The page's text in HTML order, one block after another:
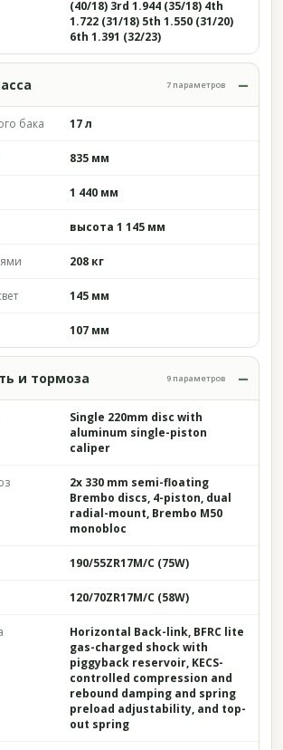
(40/18) 3rd 1.944 (35/18) 4th
1.722 (31/18) 5th 1.550 (31/20)
6th 1.391 (32/23)
7 параметров
бака 17 л
835 мм
1 440 мм
высота 1 145 мм
208 кг
145 мм
107 мм
и тормоза 9 параметров
Single 220mm disc with
aluminum single-piston
caliper
2x 330 mm semi-floating
Brembo discs, 4-piston, dual
radial-mount, Brembo M50
monobloc
190/55ZR17M/C (75W)
120/70ZR17M/C (58W)
Horizontal Back-link, BFRC lite
gas-charged shock with
piggyback reservoir, KECS-
controlled compression and
rebound damping and spring
preload adjustability, and top-
out spring